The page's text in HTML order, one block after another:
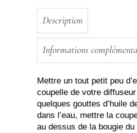
Description
Informations
Mettre un tout petit peu
coupelle de votre
quelques gouttes d’huile
dans l’eau, mettre la
au dessus de la bougie du